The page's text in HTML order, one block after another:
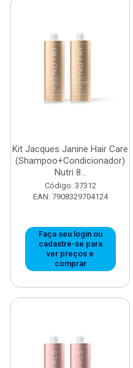
Kit Jacques Janine Hair Care
(Shampoo+Condicionador)
Nutri 8...
Código: 37312
EAN: 7908329704124
Faça seu login ou
cadastre-se para
ver preços e
comprar